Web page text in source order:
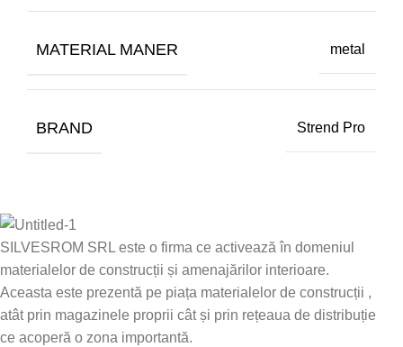
MATERIAL MANER metal
BRAND Strend Pro
SILVESROM SRL este o firma ce activează în domeniul
materialelor de construcții și amenajărilor interioare.
Aceasta este prezentă pe piața materialelor de construcții ,
atât prin magazinele proprii cât și prin rețeaua de distribuție
ce acoperă o zona importantă.